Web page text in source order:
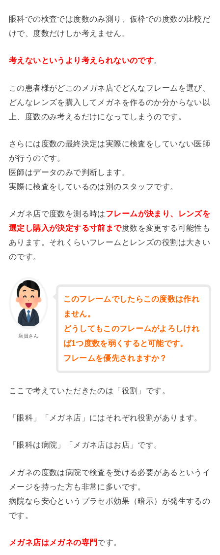
眼科での検査では度数のみ測り、仮枠での度数の比較だ
けで、度数だけしか考えません。
考えないというより考えられないのです。
この患者様がどこのメガネ店でどんなフレームを選び、
どんなレンズを購入してメガネを作るのか分からない以
上、度数のみ考えるだけになってしまうのです。
さらには度数の最終決定は実際に検査をしていない医師
が行うのです。
医師はデータのみで判断します。
実際に検査をしているのは別のスタッフです。
メガネ店で度数を測る時はフレームが決まり、レンズを
選定し購入が決定する寸前まで度数を変更する可能性も
あります。それくらいフレームとレンズの役割は大きい
のです。
店員さん
このフレームでしたらこの度数は作れ
ません。
どうしてもこのフレームがよろしけれ
ば1つ度数を弱くすると可能です。
フレームを優先されますか？
ここで考えていただきたのは「役割」です。
「眼科」「メガネ店」にはそれぞれ役割があります。
「眼科は病院」「メガネ店はお店」です。
メガネの度数は病院で検査を受ける必要があるというイ
メージを持った方も非常に多いです。
病院なら安心というプラセボ効果（暗示）が発生するの
です。
メガネ店はメガネの専門です。